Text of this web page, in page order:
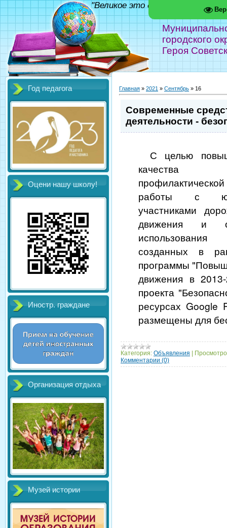
городского
Героя
"Великое это дело - школа!"
Год педагога
Оцени нашу школу!
Иностр. граждане
Организация отдыха
Музей истории
Главная » 2021 » Сентябрь » 16
Современные
деятельности -
С целью
качества
профилактической
работы с
участниками
движения и
созданных в
программы
движения в
проекта
ресурсах Google
размещены для
Категория: Объявления
Комментарии (0)